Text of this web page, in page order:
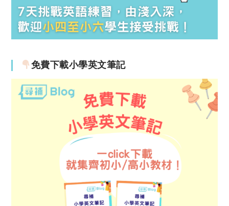
免費下載小學英文筆記